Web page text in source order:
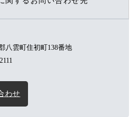
八雲町住初町138番地
わせ